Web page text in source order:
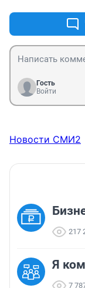
Гость
Войти
Новости СМИ2
217
Я
7